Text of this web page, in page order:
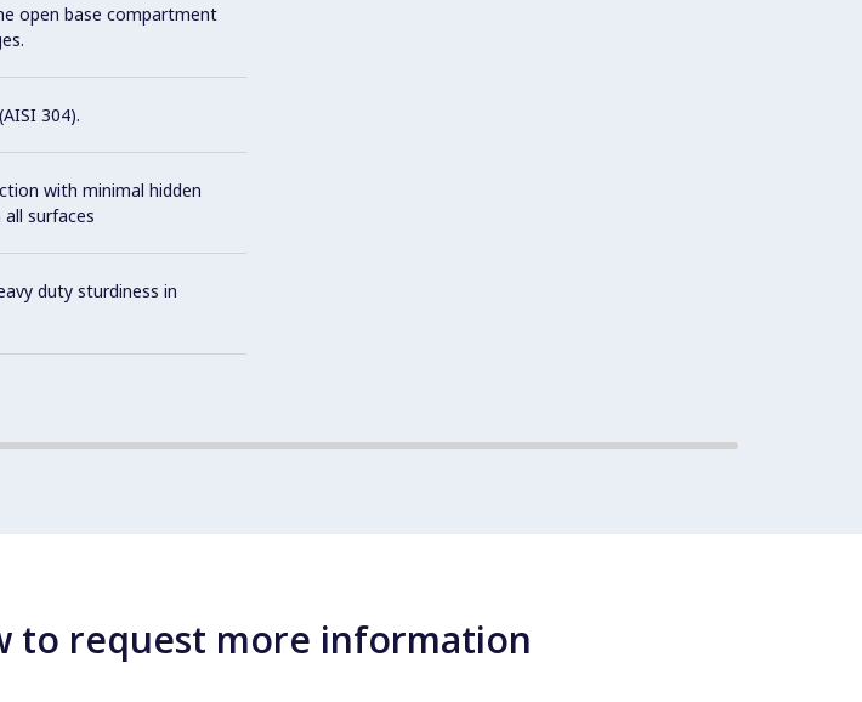
open base compartment
304).
with minimal hidden
surfaces
duty sturdiness in
to request more information